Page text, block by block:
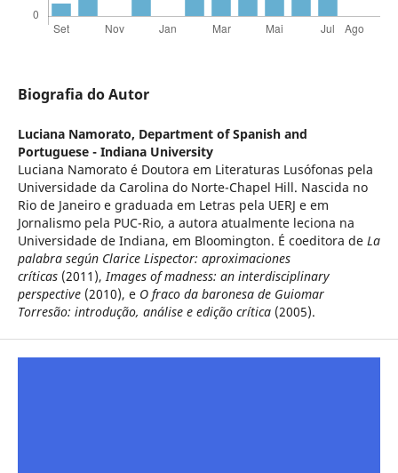
Biografia do Autor
Luciana Namorato, Department of Spanish and
Portuguese - Indiana University
Luciana Namorato é Doutora em Literaturas Lusófonas pela
Universidade da Carolina do Norte-Chapel Hill. Nascida no
Rio de Janeiro e graduada em Letras pela UERJ e em
Jornalismo pela PUC-Rio, a autora atualmente leciona na
Universidade de Indiana, em Bloomington. É coeditora de La
palabra según Clarice Lispector: aproximaciones
críticas(2011),Images of madness: an interdisciplinary
perspective(2010), e O fraco da baronesa de Guiomar
Torresão: introdução, análise e edição crítica(2005).